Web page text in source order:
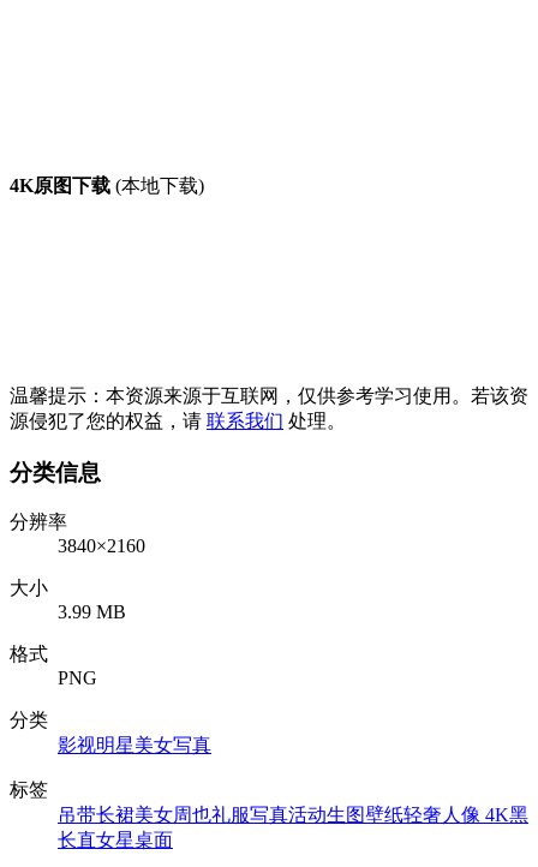
4K原图下载 (本地下载)
温馨提示：本资源来源于互联网，仅供参考学习使用。若该资
源侵犯了您的权益，请 联系我们 处理。
分类信息
分辨率
3840×2160
大小
3.99 MB
格式
PNG
分类
影视明星美女写真
标签
吊带长裙美女周也礼服写真活动生图壁纸轻奢人像 4K黑
长直女星桌面